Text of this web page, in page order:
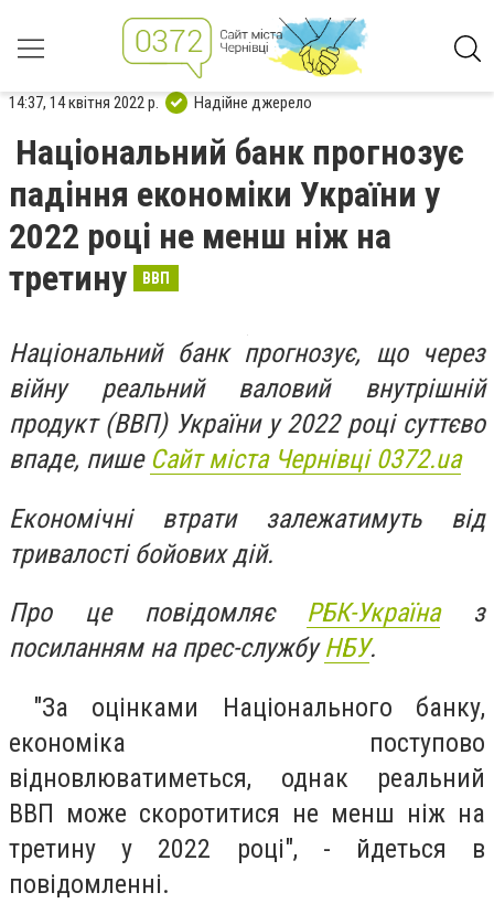
14:37, 14 квітня 2022 р. Надійне джерело
Національний банк прогнозує
падіння економіки України у
2022 році не менш ніж на
третину
ВВП
Національний банк прогнозує, що через
війну реальний валовий внутрішній
продукт (ВВП) України у 2022 році суттєво
впаде, пише Сайт міста Чернівці 0372.ua
Економічні втрати залежатимуть від
тривалості бойових дій.
Про це повідомляє РБК-Україназ
посиланням на прес-службуНБУ.
"За оцінками Національного банку,
економіка поступово
відновлюватиметься, однак реальний
ВВП може скоротитися не менш ніж на
третину у 2022 році", - йдеться в
повідомленні.